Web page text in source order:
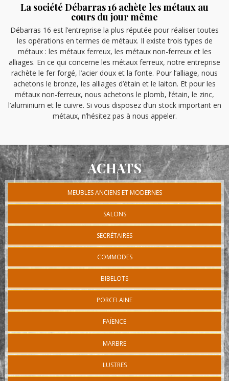
La société Débarras 16 achète les métaux au
cours du jour même
Débarras 16 est l’entreprise la plus réputée pour réaliser toutes
les opérations en termes de métaux. Il existe trois types de
métaux : les métaux ferreux, les métaux non-ferreux et les
alliages. En ce qui concerne les métaux ferreux, notre entreprise
rachète le fer forgé, l’acier doux et la fonte. Pour l’alliage, nous
achetons le bronze, les alliages d’étain et le laiton. Et pour les
métaux non-ferreux, nous achetons le plomb, l’étain, le zinc,
l’aluminium et le cuivre. Si vous disposez d’un stock important en
métaux, n’hésitez pas à nous appeler.
ACHATS
MEUBLES ANCIENS ET MODERNES
SALONS
SECRÉTAIRES
COMMODES
BIBELOTS
PORCELAINE
FAÏENCE
MARBRE
LUSTRES